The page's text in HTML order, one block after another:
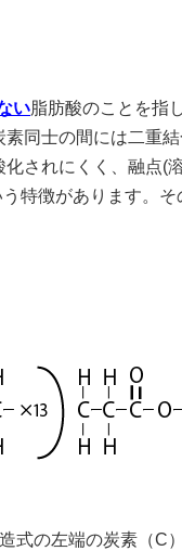
い脂肪酸のことを指
同士の間には二重
されにくく、融点(
特徴があります。
式の左端の炭素（C